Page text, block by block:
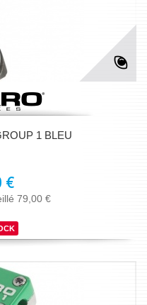
1 BLEU
€
79,00 €